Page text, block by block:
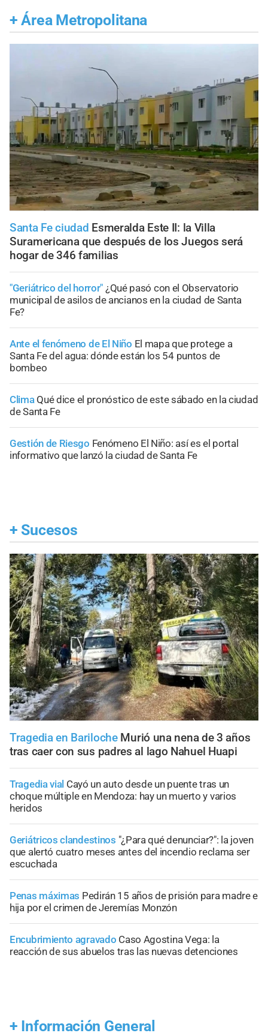
+ Área Metropolitana
Santa Fe ciudad Esmeralda Este II: la Villa
Suramericana que después de los Juegos será
hogar de 346 familias
"Geriátrico del horror" ¿Qué pasó con el Observatorio
municipal de asilos de ancianos en la ciudad de Santa
Fe?
Ante el fenómeno de El Niño El mapa que protege a
Santa Fe del agua: dónde están los 54 puntos de
bombeo
Clima Qué dice el pronóstico de este sábado en la ciudad
de Santa Fe
Gestión de Riesgo Fenómeno El Niño: así es el portal
informativo que lanzó la ciudad de Santa Fe
+ Sucesos
Tragedia en Bariloche Murió una nena de 3 años
tras caer con sus padres al lago Nahuel Huapi
Tragedia vial Cayó un auto desde un puente tras un
choque múltiple en Mendoza: hay un muerto y varios
heridos
Geriátricos clandestinos "¿Para qué denunciar?": la joven
que alertó cuatro meses antes del incendio reclama ser
escuchada
Penas máximas Pedirán 15 años de prisión para madre e
hija por el crimen de Jeremías Monzón
Encubrimiento agravado Caso Agostina Vega: la
reacción de sus abuelos tras las nuevas detenciones
+ Información General